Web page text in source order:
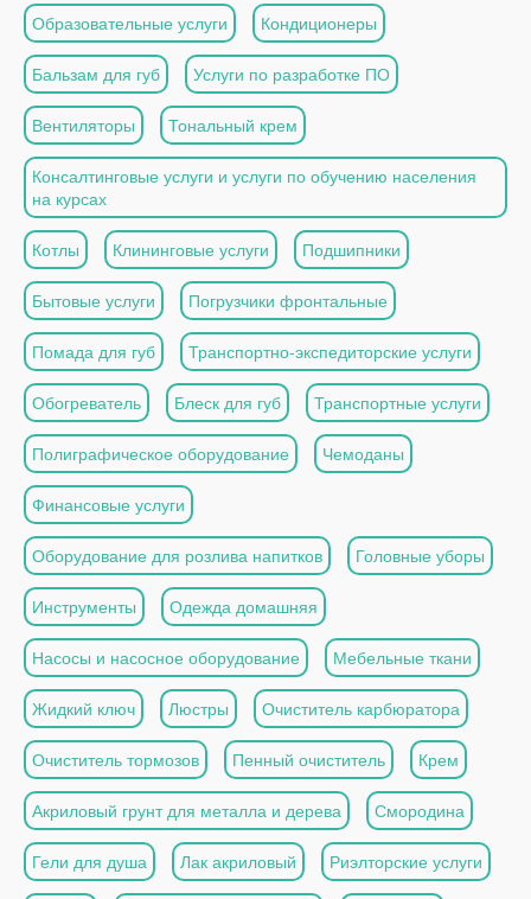
Образовательные услуги Кондиционеры
Бальзам для губ Услуги по разработке ПО
Вентиляторы Тональный крем
Консалтинговые услуги и услуги по обучению населения
на курсах
Котлы Клининговые услуги Подшипники
Бытовые услуги Погрузчики фронтальные
Помада для губ Транспортно-экспедиторские услуги
Обогреватель Блеск для губ Транспортные услуги
Полиграфическое оборудование Чемоданы
Финансовые услуги
Оборудование для розлива напитков Головные уборы
Инструменты Одежда домашняя
Насосы и насосное оборудование Мебельные ткани
Жидкий ключ Люстры Очиститель карбюратора
Очиститель тормозов Пенный очиститель Крем
Акриловый грунт для металла и дерева Смородина
Гели для душа Лак акриловый Риэлторские услуги